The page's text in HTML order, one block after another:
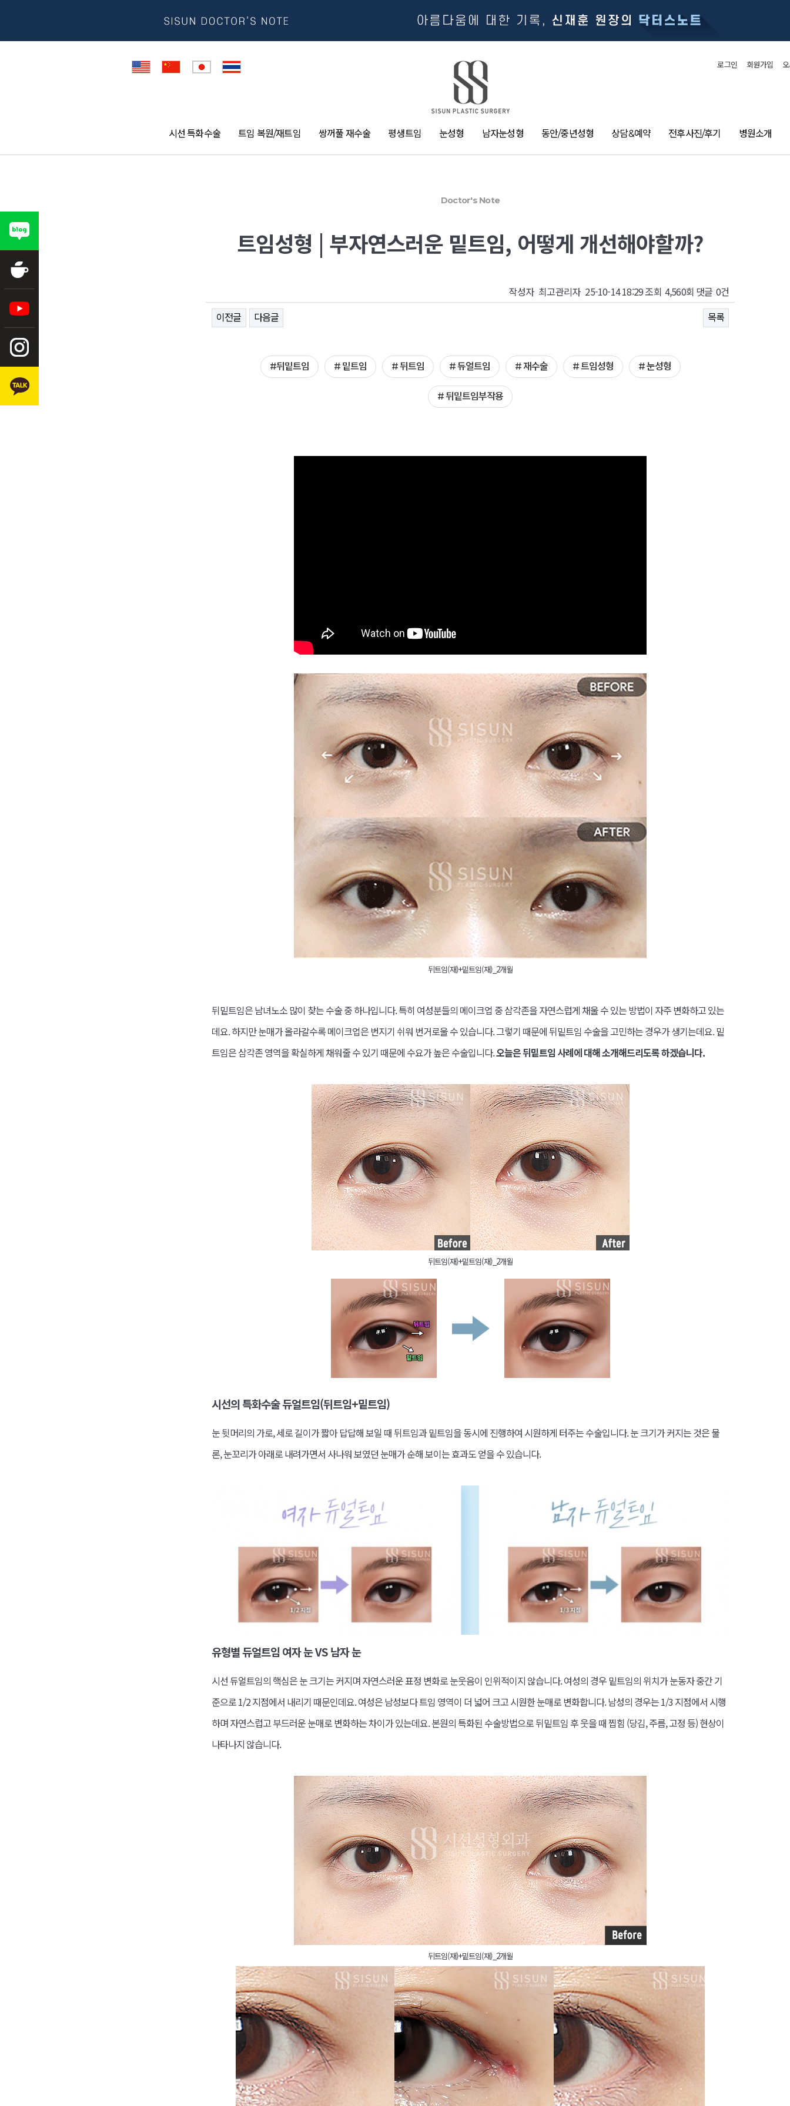
시선 특화수술 트임 복원/재트임 쌍꺼풀 재수술 평생트임 눈성형 남자눈성형 동안/중년성형 상담&예약 전후사진/후기 병원소개
로그인 회원가입
Doctor's Note
트임성형 | 부자연스러운 밑트임, 어떻게 개선해야할까?
작성자 최고관리자 25-10-14 18:29조회 4,560회 댓글 0건
이전글 다음글 목록
#뒤밑트임 # 밑트임 # 뒤트임 # 듀얼트임 # 재수술 # 트임성형 # 눈성형
# 뒤밑트임부작용
뒤트임(재)+밑트임(재)_2개월
뒤밑트임은 남녀노소 많이 찾는 수술 중 하나입니다. 특히 여성분들의 메이크업 중 삼각존을 자연스럽게 채울 수 있는 방법이 자주 변화하고 있는
데요. 하지만 눈매가 올라갈수록 메이크업은 번지기 쉬워 번거로울 수 있습니다. 그렇기 때문에 뒤밑트임 수술을 고민하는 경우가 생기는데요. 밑
트임은 삼각존 영역을 확실하게 채워줄 수 있기 때문에 수요가 높은 수술입니다.오늘은 뒤밑트임 사례에 대해 소개해드리도록 하겠습니다.
뒤트임(재)+밑트임(재)_2개월
시선의 특화수술 듀얼트임(뒤트임+밑트임)
눈 뒷머리의 가로, 세로 길이가 짧아 답답해 보일 때 뒤트임과 밑트임을 동시에 진행하여 시원하게 터주는 수술입니다. 눈 크기가 커지는 것은 물
론, 눈꼬리가 아래로 내려가면서 사나워 보였던 눈매가 순해 보이는 효과도 얻을 수 있습니다.
유형별 듀얼트임 여자 눈 VS 남자 눈
시선 듀얼트임의 핵심은 눈 크기는 커지며 자연스러운 표정 변화로 눈웃음이 인위적이지 않습니다. 여성의 경우 밑트임의 위치가 눈동자 중간 기
준으로 1/2 지점에서 내리기 때문인데요. 여성은 남성보다 트임 영역이 더 넓어 크고 시원한 눈매로 변화합니다. 남성의 경우는 1/3 지점에서 시행
하며 자연스럽고 부드러운 눈매로 변화하는 차이가 있는데요. 본원의 특화된 수술방법으로 뒤밑트임 후 웃을 때 찝힘 (당김, 주름, 고정 등) 현상이
나타나지 않습니다.
뒤트임(재)+밑트임(재)_2개월